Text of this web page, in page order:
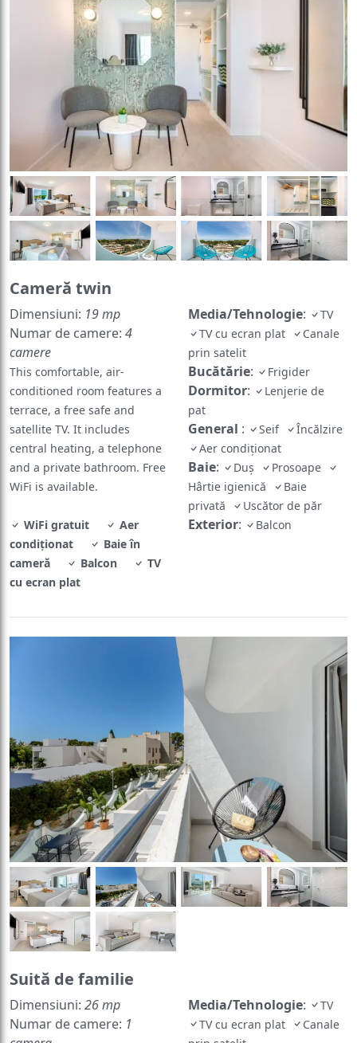
Cameră twin
Dimensiuni: 19 mp
Numar de camere: 4
camere
This comfortable, air-
conditioned room features a
terrace, a free safe and
satellite TV. It includes
central heating, a telephone
and a private bathroom. Free
WiFi is available.
WiFi gratuit
Aer
condiționat
Baie în
cameră
Balcon
TV
cu ecran plat
Media/Tehnologie:
TV
TV cu ecran plat
Canale
prin satelit
Bucătărie: Frigider
Dormitor:
Lenjerie de
pat
General : Seif
Încălzire
Aer condiționat
Baie: Duș
Prosoape
Hârtie igienică
Baie
privată
Uscător de păr
Exterior: Balcon
Suită de familie
Dimensiuni: 26 mp
Numar de camere: 1
Media/Tehnologie:
TV
TV cu ecran plat
Canale